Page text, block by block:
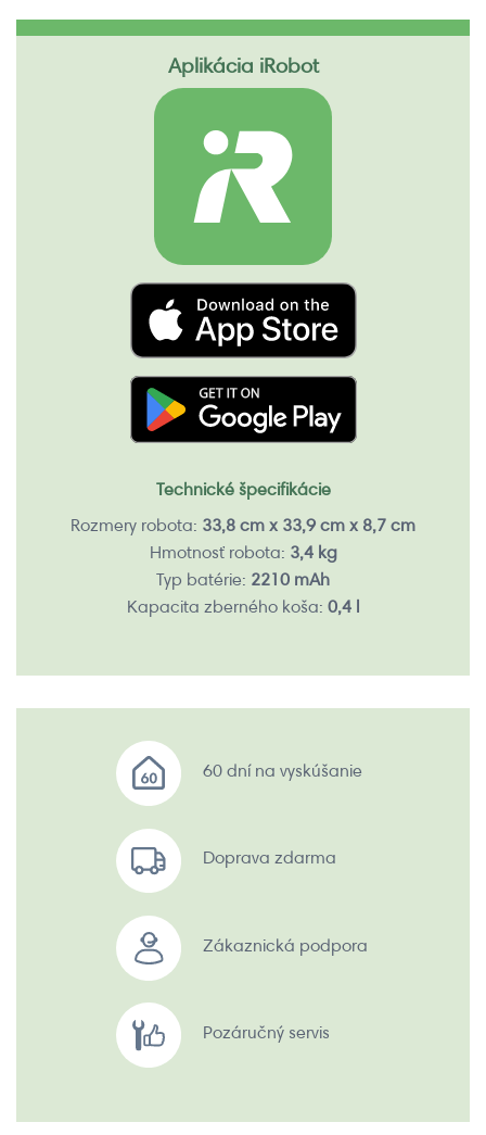
Aplikácia iRobot
Technické špecifikácie
Rozmery robota: 33,8 cm x 33,9 cm x 8,7 cm
Hmotnosť robota: 3,4 kg
Typ batérie: 2210 mAh
Kapacita zberného koša: 0,4 l
60 dní na vyskúšanie
Doprava zdarma
Zákaznická podpora
Pozáručný servis